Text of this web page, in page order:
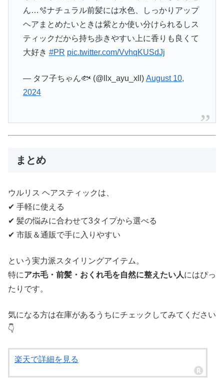
ん…🫧ナチュラル前髪には水色、しっかりアップ
ヘアまとめたいときは紫とか使い分けられるしス
ティックだから持ち歩きやすい上に香りも良くて
大好き #PR pic.twitter.com/VvhqKUSdJj
— タフ子ちゃん🐟 (@llx_ayu_xll) August 10,
2024
まとめ
ウルリス ヘアスティックは、
✔︎ 手軽に使える
✔︎ 髪の悩みに合わせて3タイプから選べる
✔︎ 市販＆通販で手に入りやすい
という実力派スタイリングアイテム。
特にアホ毛・前髪・おくれ毛を自然に整えたい人にはぴっ
たりです。
気になる方は在庫があるうちにチェックしてみてください
👇
楽天で詳細を見る